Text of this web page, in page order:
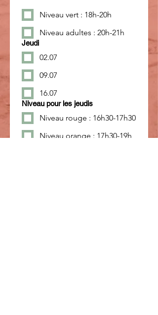
Niveau vert : 18h-20h
Niveau adultes : 20h-21h
Jeudi
02.07
09.07
16.07
Niveau pour les jeudis
Niveau rouge : 16h30-17h30
Niveau orange : 17h30-19h